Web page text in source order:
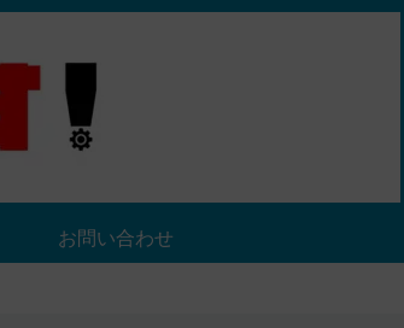
お問い合わせ